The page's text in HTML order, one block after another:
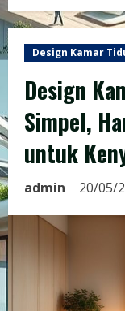
Design Kamar
Design
Simpel,
untuk
admin 20/05/